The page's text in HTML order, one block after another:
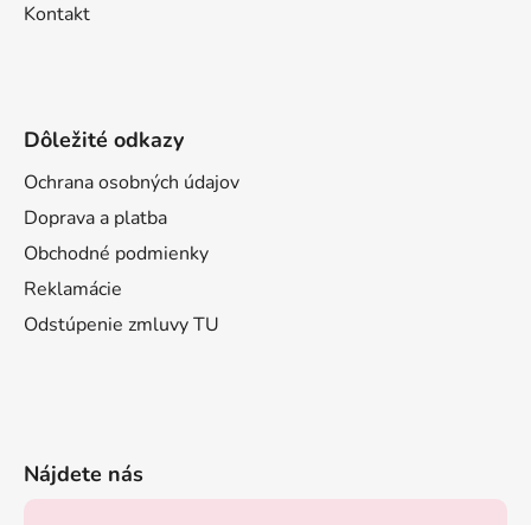
Kontakt
Dôležité odkazy
Ochrana osobných údajov
Doprava a platba
Obchodné podmienky
Reklamácie
Odstúpenie zmluvy TU
Nájdete nás